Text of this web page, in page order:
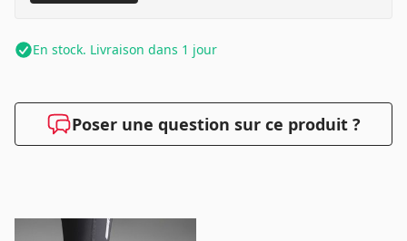
En stock. Livraison dans 1 jour
Poser une question sur ce produit ?